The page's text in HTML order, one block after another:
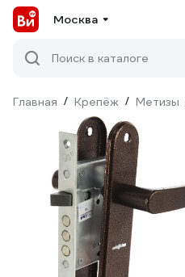
Москва
Поиск в каталоге
Главная / Крепёж / Метизы